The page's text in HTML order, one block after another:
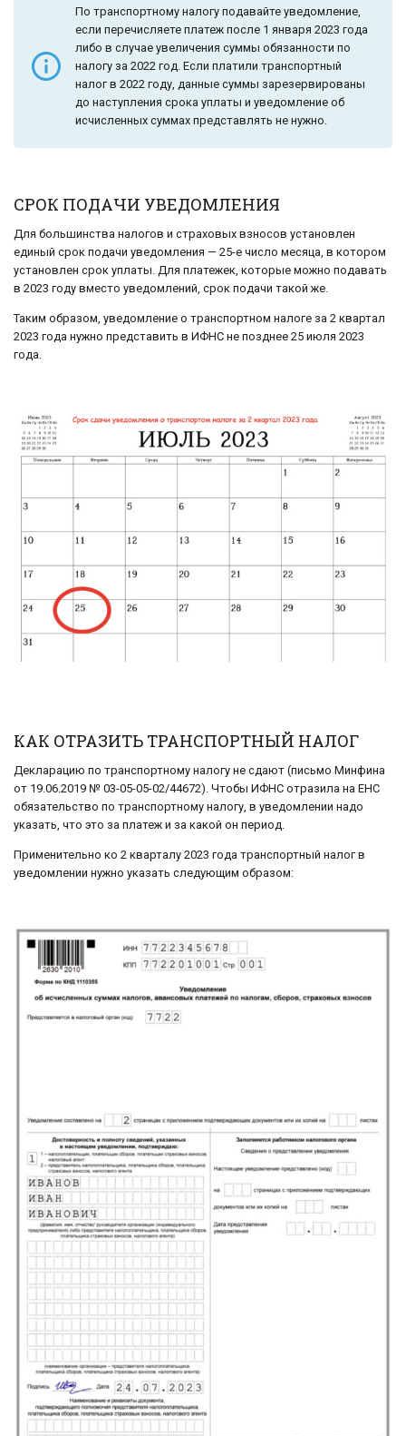
По транспортному налогу подавайте уведомление,
если перечисляете платеж после 1 января 2023 года
либо в случае увеличения суммы обязанности по
налогу за 2022 год. Если платили транспортный
налог в 2022 году, данные суммы зарезервированы
до наступления срока уплаты и уведомление об
исчисленных суммах представлять не нужно.
СРОК ПОДАЧИ УВЕДОМЛЕНИЯ
Для большинства налогов и страховых взносов установлен
единый срок подачи уведомления — 25-е число месяца, в котором
установлен срок уплаты. Для платежек, которые можно подавать
в 2023 году вместо уведомлений, срок подачи такой же.
Таким образом, уведомление о транспортном налоге за 2 квартал
2023 года нужно представить в ИФНС не позднее 25 июля 2023
года.
КАК ОТРАЗИТЬ ТРАНСПОРТНЫЙ НАЛОГ
Декларацию по транспортному налогу не сдают (письмо Минфина
от 19.06.2019 № 03-05-05-02/44672). Чтобы ИФНС отразила на ЕНС
обязательство по транспортному налогу, в уведомлении надо
указать, что это за платеж и за какой он период.
Применительно ко 2 кварталу 2023 года транспортный налог в
уведомлении нужно указать следующим образом: